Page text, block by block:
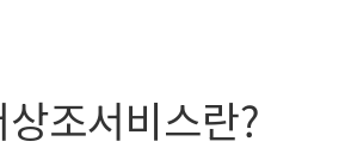
조서비스란?